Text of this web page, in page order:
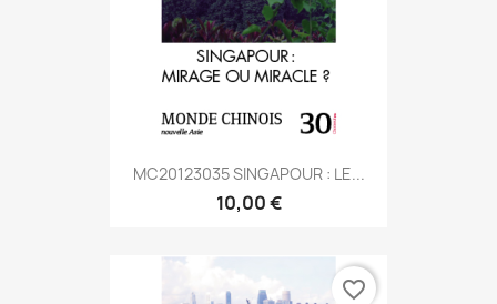
MC20123035 SINGAPOUR : LE...
10,00 €
favorite_border